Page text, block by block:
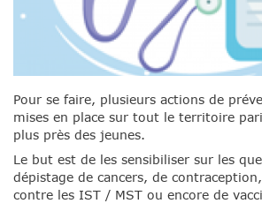
Pour se faire, plusieurs actions de
mises en place sur tout le territoire
plus près des jeunes.
Le but est de les sensibiliser sur les
dépistage de cancers, de
contre les IST / MST ou encore de